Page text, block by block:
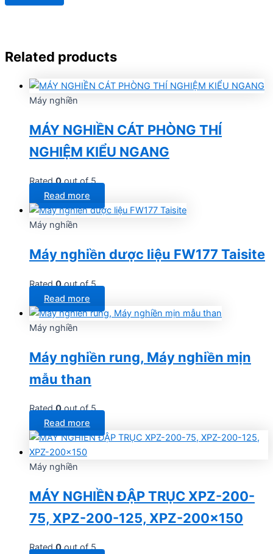
Related products
Máy nghiền
MÁY NGHIỀN CÁT PHÒNG THÍ
NGHIỆM KIỂU NGANG
Rated0out of 5
Read more
Máy nghiền
Máy nghiền dược liệu FW177 Taisite
Rated0out of 5
Read more
Máy nghiền
Máy nghiền rung, Máy nghiền mịn
mẫu than
Rated0out of 5
Read more
Máy nghiền
MÁY NGHIỀN ĐẬP TRỤC XPZ-200-
75, XPZ-200-125, XPZ-200×150
Rated0out of 5